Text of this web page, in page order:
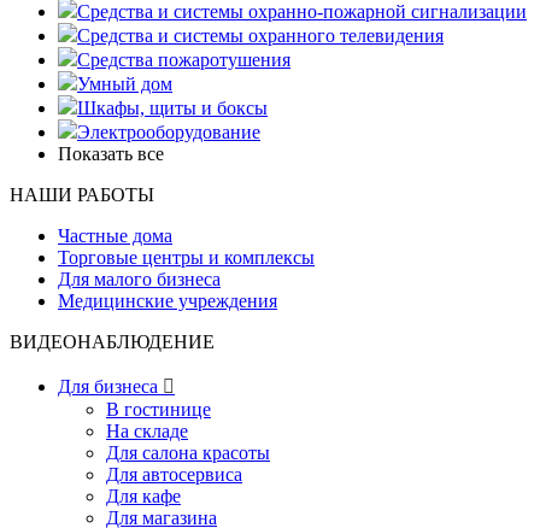
Средства и системы охранно-пожарной сигнализации
Средства и системы охранного телевидения
Средства пожаротушения
Умный дом
Шкафы, щиты и боксы
Электрооборудование
Показать все
НАШИ РАБОТЫ
Частные дома
Торговые центры и комплексы
Для малого бизнеса
Медицинские учреждения
ВИДЕОНАБЛЮДЕНИЕ
Для бизнеса 
В гостинице
На складе
Для салона красоты
Для автосервиса
Для кафе
Для магазина